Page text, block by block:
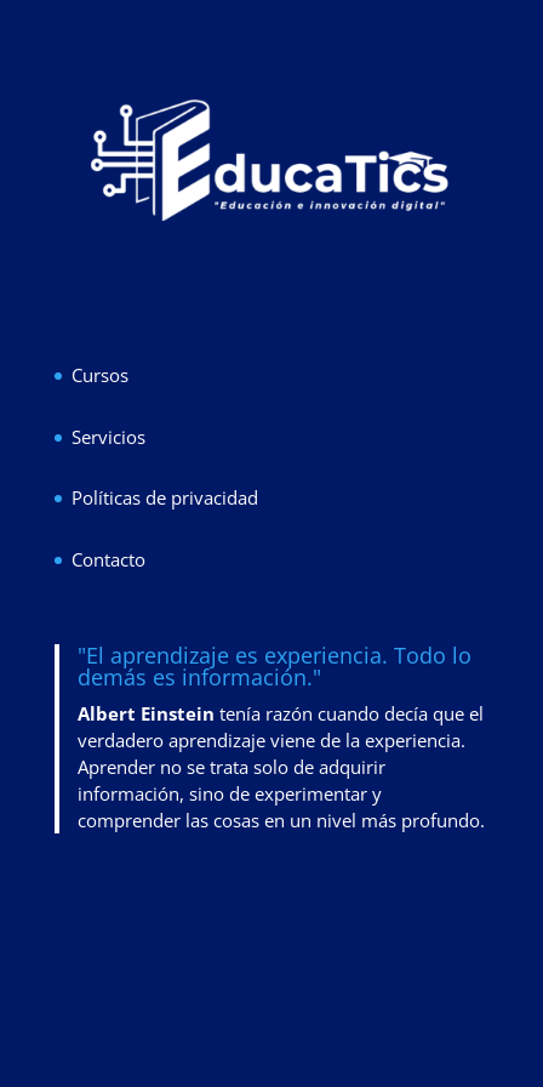
Cursos
Servicios
Políticas de privacidad
Contacto
"El aprendizaje es experiencia. Todo lo
demás es información."
Albert Einstein tenía razón cuando decía que el
verdadero aprendizaje viene de la experiencia.
Aprender no se trata solo de adquirir
información, sino de experimentar y
comprender las cosas en un nivel más profundo.